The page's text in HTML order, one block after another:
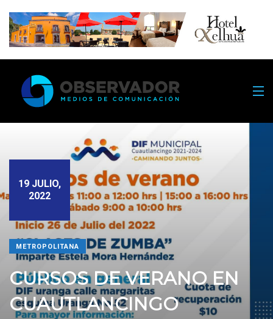
19 JULIO,
2022
METROPOLITANA
CURSOS DE VERANO EN
CUAUTLANCINGO